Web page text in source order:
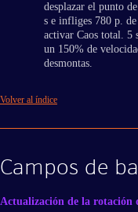
desplazar el punto
s e infliges 780 p. de
activar Caos total. 5
un 150% de
desmontas.
Volver al índice
Campos de
Actualización de la rotación